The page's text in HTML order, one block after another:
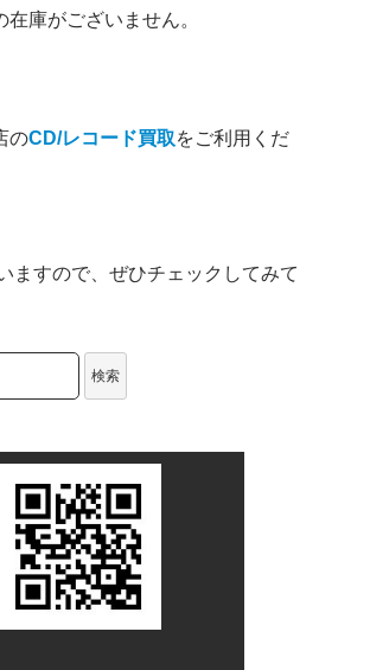
庫がございません。
のCD/レコード買取をご利用くだ
ますので、ぜひチェックしてみて
検索